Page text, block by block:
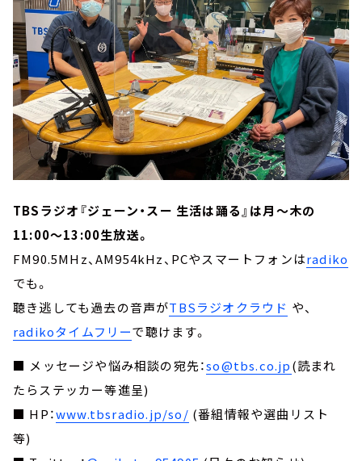
TBSラジオ『ジェーン・スー 生活は踊る』は月～木の
11:00～13:00生放送。
FM90.5MHz、AM954kHz、PCやスマートフォンはradiko
でも。
聴き逃しても過去の音声がTBSラジオクラウド や、
radikoタイムフリーで聴けます。
■ メッセージや悩み相談の宛先：so@tbs.co.jp(読まれ
たらステッカー等進呈)
■ HP：www.tbsradio.jp/so/ (番組情報や選曲リスト
等)